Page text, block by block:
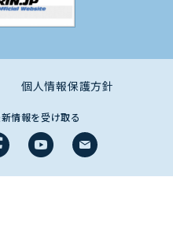
個人情報保護方針
情報を受け取る